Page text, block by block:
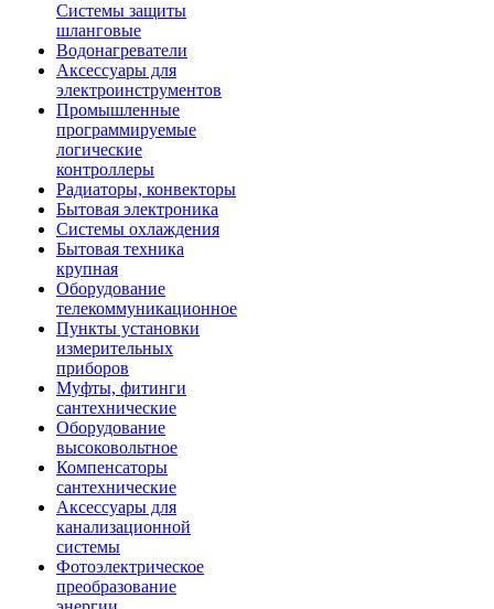
Системы защиты
шланговые
Водонагреватели
Аксессуары для
электроинструментов
Промышленные
программируемые
логические
контроллеры
Радиаторы, конвекторы
Бытовая электроника
Системы охлаждения
Бытовая техника
крупная
Оборудование
телекоммуникационное
Пункты установки
измерительных
приборов
Муфты, фитинги
сантехнические
Оборудование
высоковольтное
Компенсаторы
сантехнические
Аксессуары для
канализационной
системы
Фотоэлектрическое
преобразование